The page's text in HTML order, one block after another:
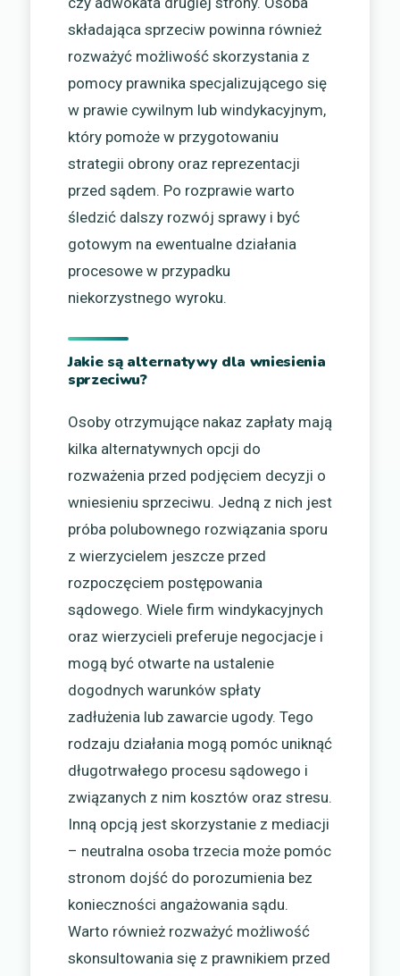
składająca sprzeciw powinna również
rozważyć możliwość skorzystania z
pomocy prawnika specjalizującego się
w prawie cywilnym lub windykacyjnym,
który pomoże w przygotowaniu
strategii obrony oraz reprezentacji
przed sądem. Po rozprawie warto
śledzić dalszy rozwój sprawy i być
gotowym na ewentualne działania
procesowe w przypadku
niekorzystnego wyroku.
Jakie są alternatywy dla wniesienia
sprzeciwu?
Osoby otrzymujące nakaz zapłaty mają
kilka alternatywnych opcji do
rozważenia przed podjęciem decyzji o
wniesieniu sprzeciwu. Jedną z nich jest
próba polubownego rozwiązania sporu
z wierzycielem jeszcze przed
rozpoczęciem postępowania
sądowego. Wiele firm windykacyjnych
oraz wierzycieli preferuje negocjacje i
mogą być otwarte na ustalenie
dogodnych warunków spłaty
zadłużenia lub zawarcie ugody. Tego
rodzaju działania mogą pomóc uniknąć
długotrwałego procesu sądowego i
związanych z nim kosztów oraz stresu.
Inną opcją jest skorzystanie z mediacji
– neutralna osoba trzecia może pomóc
stronom dojść do porozumienia bez
konieczności angażowania sądu.
Warto również rozważyć możliwość
skonsultowania się z prawnikiem przed